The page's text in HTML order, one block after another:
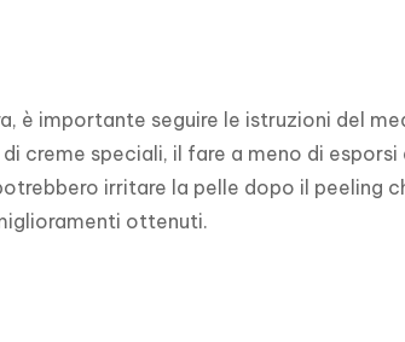
è importante seguire le istruzioni del
creme speciali, il fare a meno di
irritare la pelle dopo il peeling
ottenuti.